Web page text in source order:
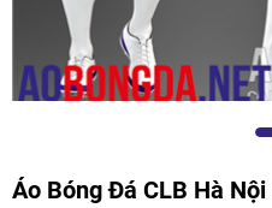
Áo Bóng Đá CLB Hà